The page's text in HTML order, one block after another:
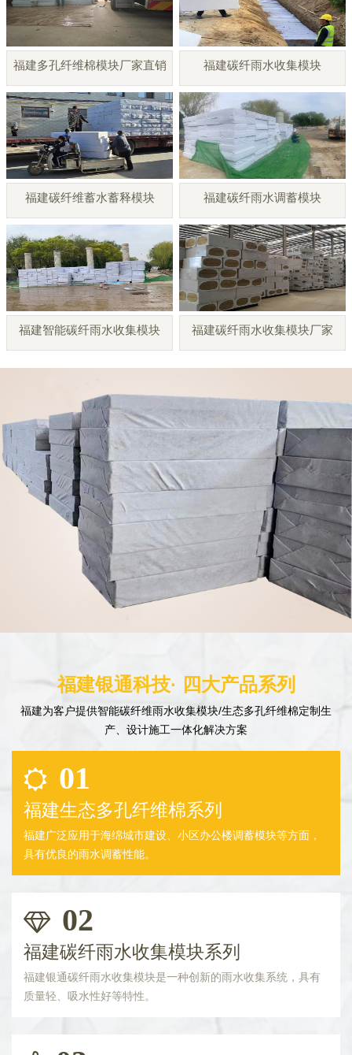
福建多孔纤维棉模块厂家直销 福建碳纤雨水收集模块
福建碳纤维蓄水蓄释模块 福建碳纤雨水调蓄模块
福建智能碳纤雨水收集模块 福建碳纤雨水收集模块厂家
福建银通科技· 四大产品系列
福建为客户提供智能碳纤维雨水收集模块/生态多孔纤维棉定制生
产、设计施工一体化解决方案
01
福建生态多孔纤维棉系列
福建广泛应用于海绵城市建设、小区办公楼调蓄模块等方面，
具有优良的雨水调蓄性能。
02
福建碳纤雨水收集模块系列
福建银通碳纤雨水收集模块是一种创新的雨水收集系统，具有
质量轻、吸水性好等特性。